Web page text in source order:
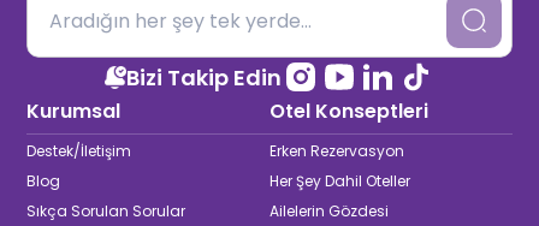
Bizi Takip Edin
Kurumsal
Destek/İletişim
Blog
Sıkça Sorulan Sorular
Otel Konseptleri
Erken Rezervasyon
Her Şey Dahil Oteller
Ailelerin Gözdesi